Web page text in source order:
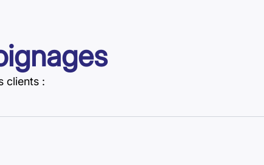
clients :